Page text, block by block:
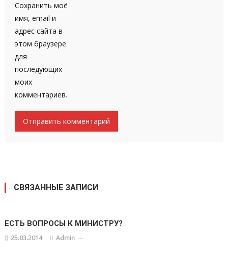
Сохранить моё
имя, email и
адрес сайта в
этом браузере
для
последующих
моих
комментариев.
СВЯЗАННЫЕ ЗАПИСИ
ЕСТЬ ВОПРОСЫ К МИНИСТРУ?
25.03.2014 Admin